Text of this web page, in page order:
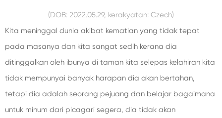
(DOB: 2022.05.29, kerakyatan: Czech)
Kita meninggal dunia akibat kematian yang tidak tepat
pada masanya dan kita sangat sedih kerana dia
ditinggalkan oleh ibunya di taman kita selepas kelahiran kita
tidak mempunyai banyak harapan dia akan bertahan,
tetapi dia adalah seorang pejuang dan belajar bagaimana
untuk minum dari picagari segera, dia tidak akan